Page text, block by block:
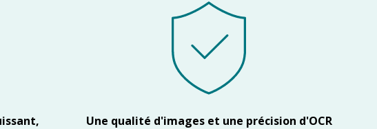
Une qualité d'images et une précision d'OCR